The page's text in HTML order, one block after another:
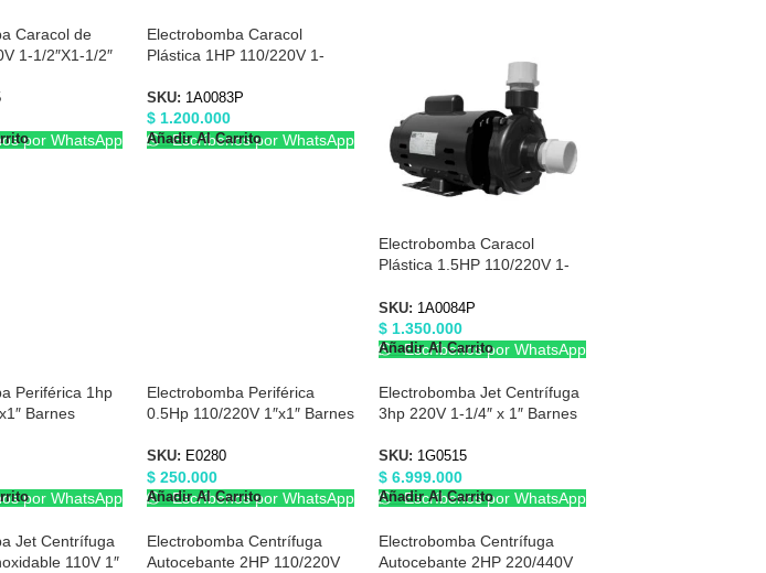
Caracol de
1-1/2″X1-1/2″
por WhatsApp
Electrobomba Caracol
Plástica 1HP 110/220V 1-
SKU: 1A0083P
$1.200.000
Añadir Al Carrito
Escríbenos por WhatsApp
Electrobomba Caracol
Plástica 1.5HP 110/220V 1-
SKU: 1A0084P
$1.350.000
Añadir Al Carrito
Escríbenos por WhatsApp
Periférica 1hp
Barnes
por WhatsApp
Electrobomba Periférica
0.5Hp 110/220V 1″x1″ Barnes
SKU: E0280
$250.000
Añadir Al Carrito
Escríbenos por WhatsApp
Electrobomba Jet Centrífuga
3hp 220V 1-1/4″ x 1″ Barnes
SKU: 1G0515
$6.999.000
Añadir Al Carrito
Escríbenos por WhatsApp
Jet Centrífuga
110V 1″
Electrobomba Centrífuga
Autocebante 2HP 110/220V
Electrobomba Centrífuga
Autocebante 2HP 220/440V